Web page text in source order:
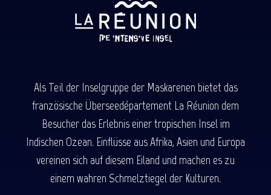
Als Teil der Inselgruppe der Maskarenen bietet das
französische Überseedépartement La Réunion dem
Besucher das Erlebnis einer tropischen Insel im
Indischen Ozean. Einflüsse aus Afrika, Asien und Europa
vereinen sich auf diesem Eiland und machen es zu
einem wahren Schmelztiegel der Kulturen.